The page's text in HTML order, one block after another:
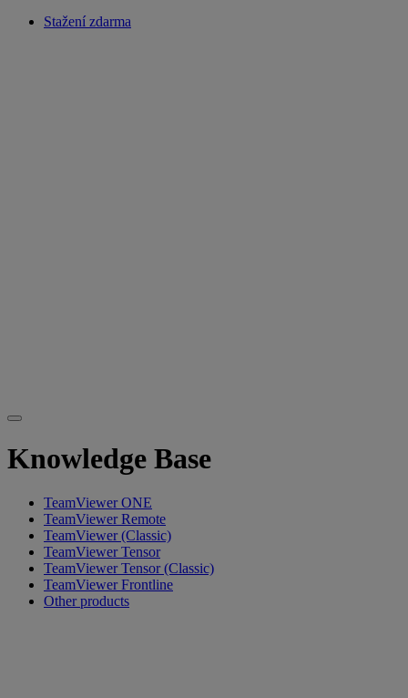
Stažení zdarma
Knowledge Base
TeamViewer ONE
TeamViewer Remote
TeamViewer (Classic)
TeamViewer Tensor
TeamViewer Tensor (Classic)
TeamViewer Frontline
Other products